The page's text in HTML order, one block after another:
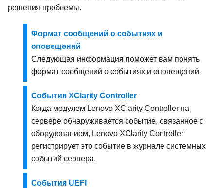
решения проблемы.
Формат сообщений о событиях и
оповещений
Следующая информация поможет вам понять
формат сообщений о событиях и оповещений.
События XClarity Controller
Когда модулем Lenovo XClarity Controller на
сервере обнаруживается событие, связанное с
оборудованием, Lenovo XClarity Controller
регистрирует это событие в журнале системных
событий сервера.
События UEFI